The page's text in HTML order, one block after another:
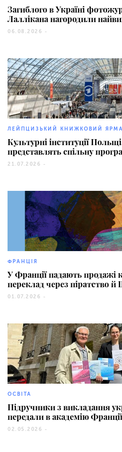
Загиблого в Україні
Лаллікана нагородили
06.08.2026 -
ЛЕЙПЦИЗЬКИЙ КНИЖКОВИЙ
Культурні інституції
представлять спільну
21.07.2026 -
ФРАНЦІЯ
У Франції падають продажі
переклад через піратство й
01.07.2026 -
ОСВІТА
Підручники з викладання
передали в академію Франції
02.05.2026 -